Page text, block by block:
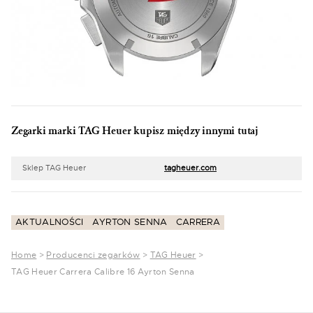
Zegarki marki TAG Heuer kupisz między innymi tutaj
Sklep TAG Heuer tagheuer.com
AKTUALNOŚCI AYRTON SENNA CARRERA
Home > Producenci zegarków > TAG Heuer >
TAG Heuer Carrera Calibre 16 Ayrton Senna